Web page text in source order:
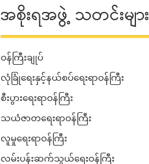
အစိုးရအဖွဲ့ သတင်းများ
ဝန်ကြီးချုပ်
လုံခြုံရေးနှင့်နယ်စပ်ရေးရာဝန်ကြီး
စီးပွားရေးရာဝန်ကြီး
သယံဇာတရေးရာဝန်ကြီး
လူမှုရေးရာဝန်ကြီး
လမ်းပန်းဆက်သွယ်ရေးဝန်ကြီး